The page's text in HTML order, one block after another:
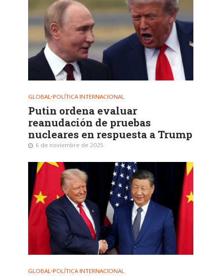
GLOBAL •POLÍTICA INTERNACIONAL
Putin ordena evaluar
reanudación de pruebas
nucleares en respuesta a Trump
6 de noviembre de 2025
GLOBAL •POLÍTICA INTERNACIONAL